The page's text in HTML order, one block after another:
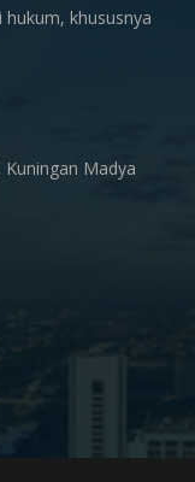
khususnya
Kuningan Madya